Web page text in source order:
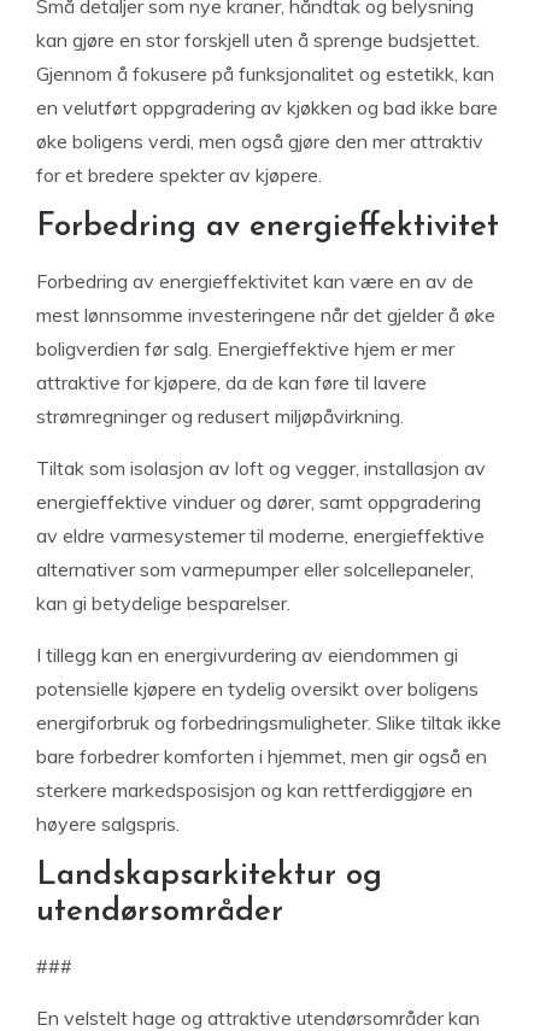
Små detaljer som nye kraner, håndtak og belysning
kan gjøre en stor forskjell uten å sprenge budsjettet.
Gjennom å fokusere på funksjonalitet og estetikk, kan
en velutført oppgradering av kjøkken og bad ikke bare
øke boligens verdi, men også gjøre den mer attraktiv
for et bredere spekter av kjøpere.
Forbedring av energieffektivitet
Forbedring av energieffektivitet kan være en av de
mest lønnsomme investeringene når det gjelder å øke
boligverdien før salg. Energieffektive hjem er mer
attraktive for kjøpere, da de kan føre til lavere
strømregninger og redusert miljøpåvirkning.
Tiltak som isolasjon av loft og vegger, installasjon av
energieffektive vinduer og dører, samt oppgradering
av eldre varmesystemer til moderne, energieffektive
alternativer som varmepumper eller solcellepaneler,
kan gi betydelige besparelser.
I tillegg kan en energivurdering av eiendommen gi
potensielle kjøpere en tydelig oversikt over boligens
energiforbruk og forbedringsmuligheter. Slike tiltak ikke
bare forbedrer komforten i hjemmet, men gir også en
sterkere markedsposisjon og kan rettferdiggjøre en
høyere salgspris.
Landskapsarkitektur og
utendørsområder
###
En velstelt hage og attraktive utendørsområder kan